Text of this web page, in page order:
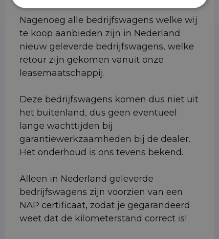
Nagenoeg alle bedrijfswagens welke wij
te koop aanbieden zijn in Nederland
nieuw geleverde bedrijfswagens, welke
retour zijn gekomen vanuit onze
leasemaatschappij.
Deze bedrijfswagens komen dus niet uit
het buitenland, dus geen eventueel
lange wachttijden bij
garantiewerkzaamheden bij de dealer.
Het onderhoud is ons tevens bekend.
Alleen in Nederland geleverde
bedrijfswagens zijn voorzien van een
NAP certificaat, zodat je gegarandeerd
weet dat de kilometerstand correct is!